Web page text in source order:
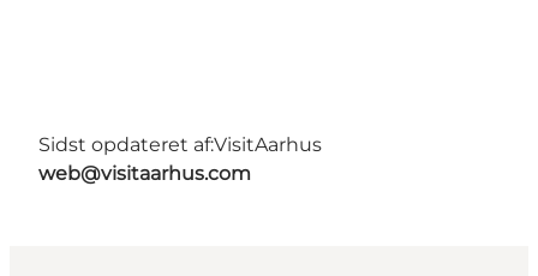
Sidst opdateret af:VisitAarhus
web@visitaarhus.com